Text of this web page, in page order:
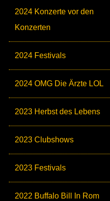
2024 Konzerte vor den
Konzerten
2024 Festivals
2024 OMG Die Ärzte LOL
2023 Herbst des Lebens
2023 Clubshows
2023 Festivals
2022 Buffalo Bill In Rom